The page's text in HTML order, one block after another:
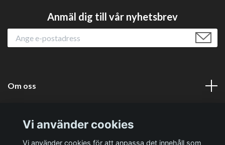
Anmäl dig till vår nyhetsbrev
Om oss
Sociala medier
Vi använder cookies
Vi använder cookies för att anpassa det innehåll som